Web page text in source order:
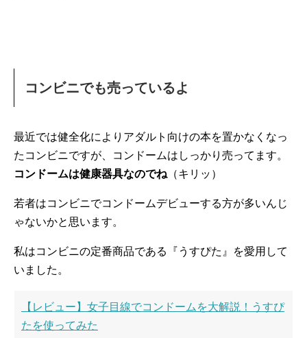
コンビニでも売っているよ
最近では健全化によりアダルト向けの本を置かなくなっ
たコンビニですが、コンドームはしっかり売ってます。
コンドームは健康器具なのでね （キリッ）
若者はコンビニでコンドームデビューする方が多いんじ
ゃないかと思います。
私はコンビニの定番商品である『うすぴた』を愛用して
いました。
【レビュー】女子目線でコンドームを大解説！うすぴ
たを使ってみた